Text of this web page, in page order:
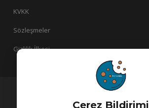
Çerez Bildirimi
KVKK
Sözleşmeler
Gizlilik İlkesi